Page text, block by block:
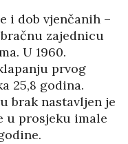
i dob vjenčanih –
zajednicu
U 1960.
prvog
25,8 godina.
brak nastavljen je
u prosjeku imale